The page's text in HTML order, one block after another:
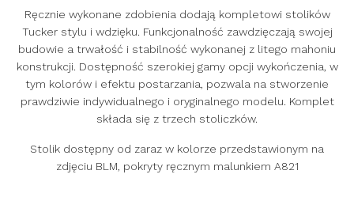
Ręcznie wykonane zdobienia dodają kompletowi stolików
Tucker stylu i wdzięku. Funkcjonalność zawdzięczają swojej
budowie a trwałość i stabilność wykonanej z litego mahoniu
konstrukcji. Dostępność szerokiej gamy opcji wykończenia, w
tym kolorów i efektu postarzania, pozwala na stworzenie
prawdziwie indywidualnego i oryginalnego modelu. Komplet
składa się z trzech stoliczków.
Stolik dostępny od zaraz w kolorze przedstawionym na
zdjęciu BLM, pokryty ręcznym malunkiem A821